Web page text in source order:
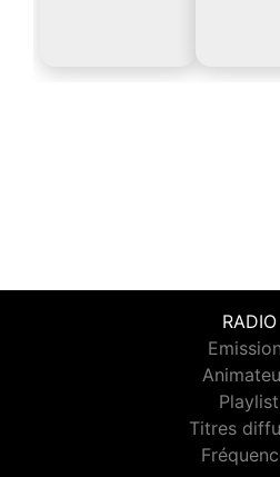
RADIO
Playlist
Titres